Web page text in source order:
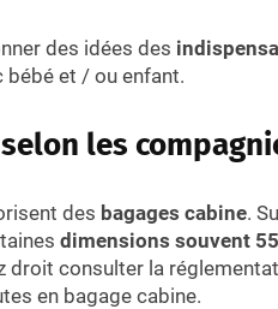
des idées des
bébé et / ou enfant.
les
des bagages cabine.
dimensions souvent
droit consulter la
en bagage cabine.